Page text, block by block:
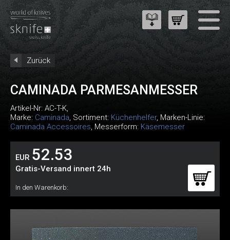
Zurück
CAMINADA PARMESANMESSER
Artikel-Nr: AC-T-K,
Marke: Caminada, Sortiment: Küchenhelfer, Marken-Linie:
Caminada Accessoires, Messerform: Käsemesser
EUR 52.53
Gratis-Versand innert 24h
In den Warenkorb: